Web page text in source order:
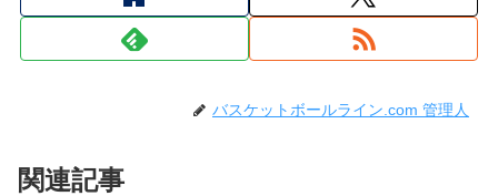
バスケットボールライン.com 管理人
関連記事